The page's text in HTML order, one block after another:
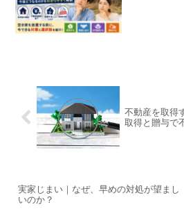
不動産を取得
取得と贈与で
実家じまい｜なぜ、早めの対処が望まし
いのか？